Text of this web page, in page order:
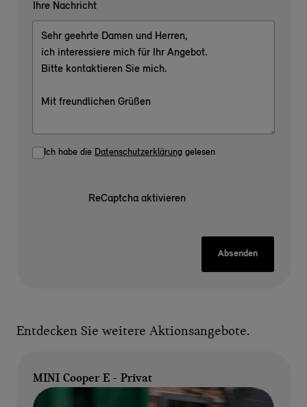
Ihre Nachricht
Ich habe die Datenschutzerklärung gelesen
ReCaptcha aktivieren
Absenden
Entdecken Sie weitere Aktionsangebote.
MINI Cooper E - Privat